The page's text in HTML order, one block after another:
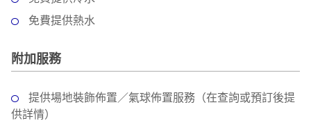
免費提供熱水
附加服務
提供場地裝飾佈置／氣球佈置服務（在查詢或預訂後提
供詳情）